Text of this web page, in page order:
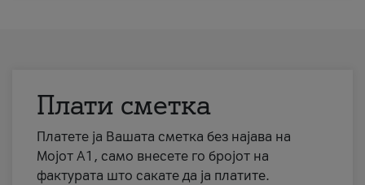
Плати сметка
Платете ја Вашата сметка без најава на
Мојот А1, само внесете го бројот на
фактурата што сакате да ја платите.